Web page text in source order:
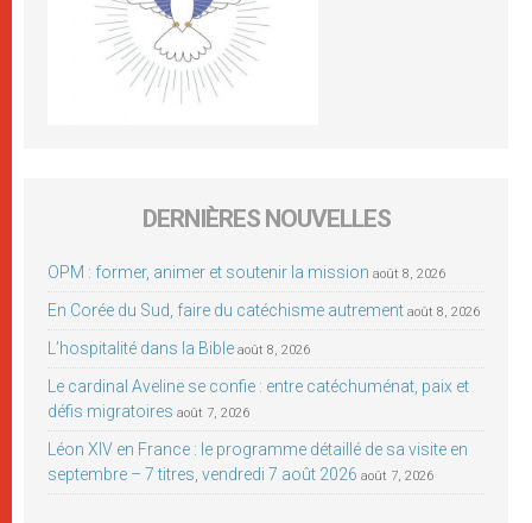
DERNIÈRES NOUVELLES
OPM : former, animer et soutenir la mission août 8, 2026
En Corée du Sud, faire du catéchisme autrement août 8, 2026
L’hospitalité dans la Bible août 8, 2026
Le cardinal Aveline se confie : entre catéchuménat, paix et
défis migratoires août 7, 2026
Léon XIV en France : le programme détaillé de sa visite en
septembre – 7 titres, vendredi 7 août 2026 août 7, 2026